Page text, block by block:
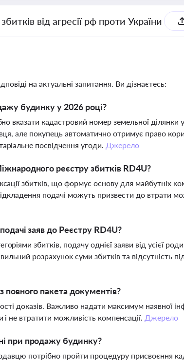
від агресії рф проти України
на актуальні запитання. Ви дізнаєтесь:
будинку у 2026 році?
вказати кадастровий номер земельної ділянки
але покупець автоматично отримує право
посвідчення угоди. Джерело
реєстру збитків RD4U?
збитків, що формує основу для майбутніх
подачі можуть призвести до втрати
заяв до Реєстру RD4U?
збитків, подачу однієї заяви від усієї
розрахунок суми збитків та відсутність
пакета документів?
доказів. Важливо надати максимум наявної
не втратити можливість компенсації. Джерело
при продажу будинку?
потрібно пройти процедуру присвоєння